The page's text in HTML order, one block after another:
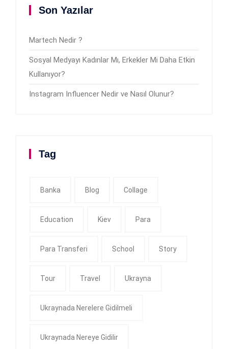
Son Yazılar
Martech Nedir ?
Sosyal Medyayı Kadınlar Mı, Erkekler Mi Daha Etkin
Kullanıyor?
Instagram Influencer Nedir ve Nasıl Olunur?
Tag
Banka Blog Collage
Education Kiev Para
Para Transferi School Story
Tour Travel Ukrayna
Ukraynada Nerelere Gidilmeli
Ukraynada Nereye Gidilir